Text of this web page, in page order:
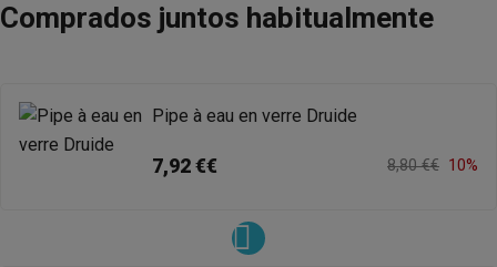
Comprados juntos habitualmente
Pipe à eau en verre Druide
7,92 €€ 8,80 €€ 10%